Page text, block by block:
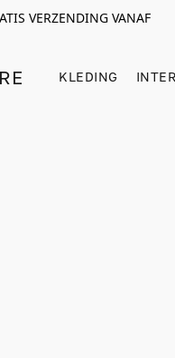
VERZENDING VANAF
KLEDING